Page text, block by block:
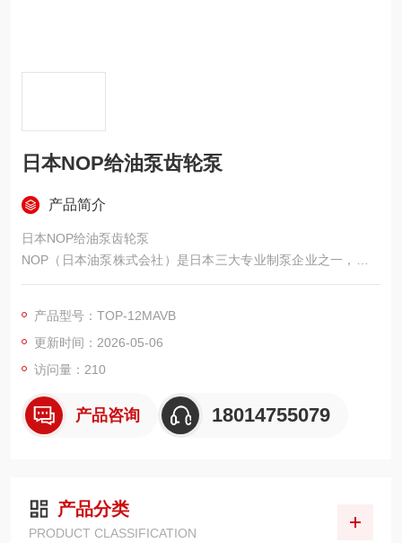
日本NOP给油泵齿轮泵
产品简介
日本NOP给油泵齿轮泵
NOP（日本油泵株式会社）是日本三大专业制泵企业之一，其Tr
ochoid 摆线齿轮泵是行业广泛被称为 “给油泵 / 润滑泵" 也是全球
产品型号：TOP-12MAVB
更新时间：2026-05-06
访问量：210
产品咨询 18014755079
产品分类
PRODUCT CLASSIFICATION